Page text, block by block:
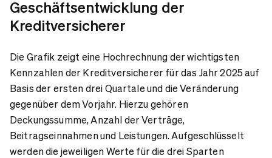
Geschäftsentwicklung der
Kreditversicherer
Die Grafik zeigt eine Hochrechnung der wichtigsten
Kennzahlen der Kreditversicherer für das Jahr 2025 auf
Basis der ersten drei Quartale und die Veränderung
gegenüber dem Vorjahr. Hierzu gehören
Deckungssumme, Anzahl der Verträge,
Beitragseinnahmen und Leistungen. Aufgeschlüsselt
werden die jeweiligen Werte für die drei Sparten